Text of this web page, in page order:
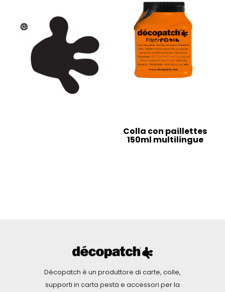
Colla con paillettes
150ml multilingue
Décopatch è un produttore di carte, colle,
supporti in carta pesta e accessori per la